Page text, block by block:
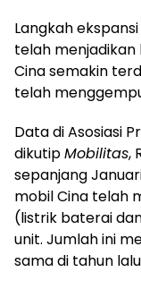
Langkah
telah
Cina semakin
telah
Data di Asosiasi
dikutipMobilitas,
sepanjang
mobil Cina telah
(listrik baterai
unit. Jumlah ini
sama di tahun